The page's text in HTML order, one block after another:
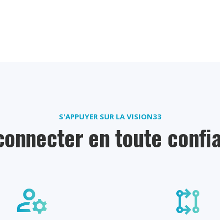
S'APPUYER SUR LA VISION33
en toute